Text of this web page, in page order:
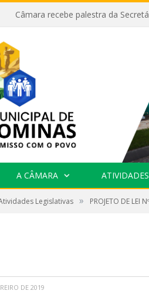
A CÂMARA
Legislativas » PROJETO DE LEI
DE 2019